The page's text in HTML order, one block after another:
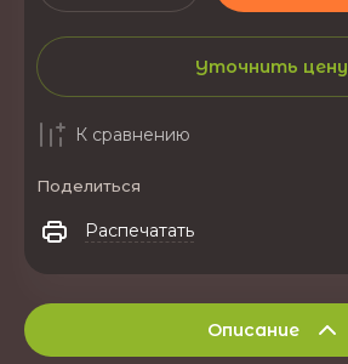
Уточнить цену
К сравнению
Поделиться
Распечатать
Описание